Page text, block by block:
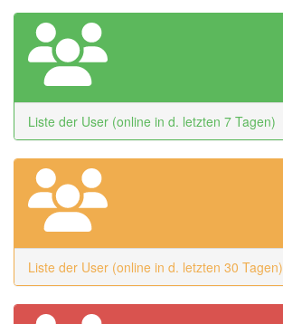
Liste der User (online in d. letzten 7 Tagen)
Liste der User (online in d. letzten 30 Tagen)